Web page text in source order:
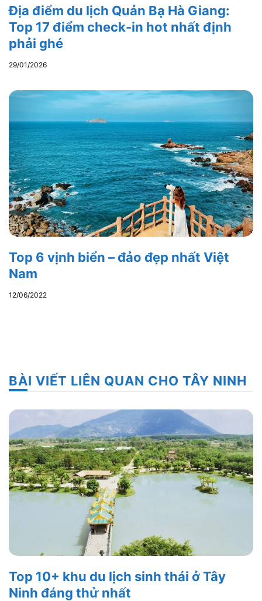
Địa điểm du lịch Quản Bạ Hà Giang:
Top 17 điểm check-in hot nhất định
phải ghé
29/01/2026
Top 6 vịnh biển – đảo đẹp nhất Việt
Nam
12/06/2022
BÀI VIẾT LIÊN QUAN CHO TÂY NINH
Top 10+ khu du lịch sinh thái ở Tây
Ninh đáng thử nhất